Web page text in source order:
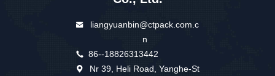
liangyuanbin@ctpack.com.c
n
86--18826313442
Nr 39, Heli Road, Yanghe-St